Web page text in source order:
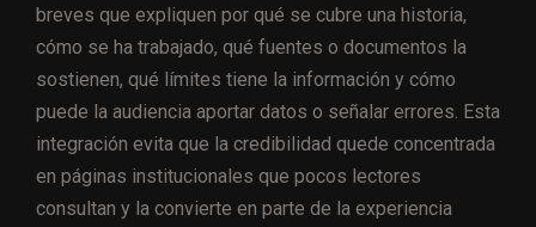
breves que expliquen por qué se cubre una historia,
cómo se ha trabajado, qué fuentes o documentos la
sostienen, qué límites tiene la información y cómo
puede la audiencia aportar datos o señalar errores. Esta
integración evita que la credibilidad quede concentrada
en páginas institucionales que pocos lectores
consultan y la convierte en parte de la experiencia